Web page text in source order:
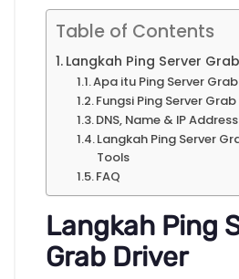
Table of Contents
Langkah Ping Server
Apa itu Ping Server
Fungsi Ping Server Grab
DNS, Name & IP
Langkah Ping Server
Tools
FAQ
Langkah Ping
Grab Driver